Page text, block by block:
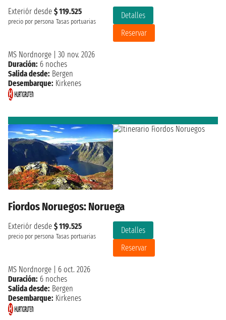
Exteriór desde $ 119.525
precio por persona Tasas portuarias
Detalles
Reservar
MS Nordnorge
30 nov. 2026
Duración: 6 noches
Salida desde: Bergen
Desembarque: Kirkenes
Fiordos Noruegos: Noruega
Exteriór desde $ 119.525
precio por persona Tasas portuarias
Detalles
Reservar
MS Nordnorge
6 oct. 2026
Duración: 6 noches
Salida desde: Bergen
Desembarque: Kirkenes